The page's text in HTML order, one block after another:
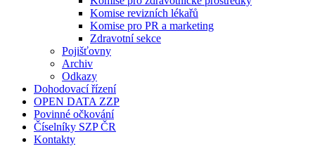
Komise revizních lékařů
Komise pro PR a marketing
Zdravotní sekce
Pojišťovny
Archiv
Odkazy
Dohodovací řízení
OPEN DATA ZZP
Povinné očkování
Číselníky SZP ČR
Kontakty